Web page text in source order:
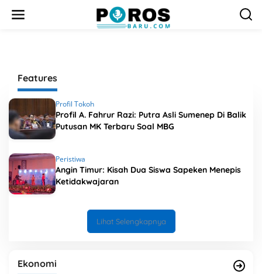
Features
Profil Tokoh
Profil A. Fahrur Razi: Putra Asli Sumenep Di Balik
Putusan MK Terbaru Soal MBG
Peristiwa
Angin Timur: Kisah Dua Siswa Sapeken Menepis
Ketidakwajaran
Lihat Selengkapnya
Ekonomi